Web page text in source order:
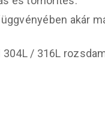
akár
304L / 316L